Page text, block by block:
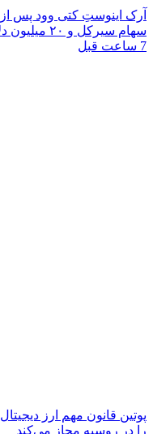
سهام سیرکل و ۲۰ میلیون دلار از سهام اسپیس‌ایکس خریداری کرد
7 ساعت قبل
پوتین قانون مهم ارز
را در روسیه مجاز می‌کند